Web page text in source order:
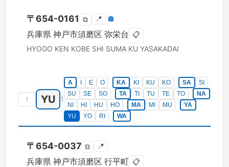
〒654-0161 ⧉ 📍 🏣
兵庫県 神戸市須磨区 弥栄台 📋
HYOGO KEN KOBE SHI SUMA KU YASAKADAI
↑ YU 1
A E O KA KI KU KO SA
SI
SU
SE SO TA TI TU TE TO
NA
NI
HI HU HO MA MI MU
YA
YU
YO RI WA
〒654-0037 ⧉ 📍
兵庫県 神戸市須磨区 行平町 📋